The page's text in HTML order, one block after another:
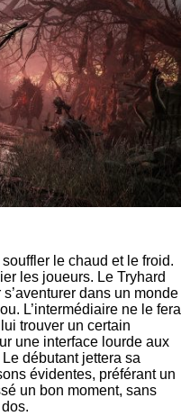
le chaud et le froid.
les joueurs. Le Tryhard
dans un monde
L’intermédiaire ne le fera
trouver un certain
une interface lourde aux
débutant jettera sa
évidentes, préférant un
un bon moment, sans